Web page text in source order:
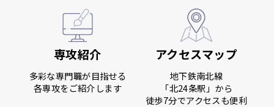
専攻紹介
多彩な専門職が目指せる
各専攻をご紹介します
アクセスマップ
地下鉄南北線
「北24条駅」から
徒歩7分でアクセスも便利